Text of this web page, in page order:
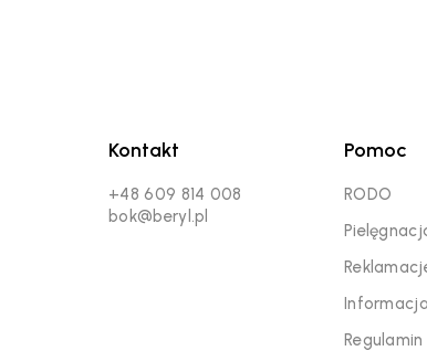
Kontakt
+48 609 814 008
bok@beryl.pl
Pomoc
RODO
Regulamin